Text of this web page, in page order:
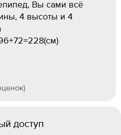
Вы сами всё
4 высоты и 4
доступ